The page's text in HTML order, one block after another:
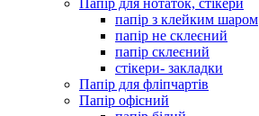
Папір для нотаток, стікери
папір з клейким шаром
папір не склеєний
папір склеєний
стікери- закладки
Папір для фліпчартів
Папір офісний